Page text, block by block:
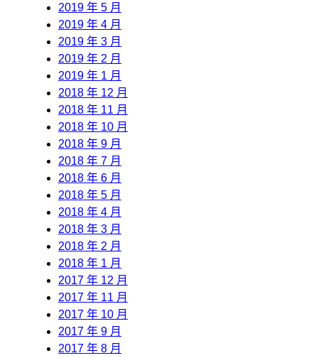
2019 年 5 月
2019 年 4 月
2019 年 3 月
2019 年 2 月
2019 年 1 月
2018 年 12 月
2018 年 11 月
2018 年 10 月
2018 年 9 月
2018 年 7 月
2018 年 6 月
2018 年 5 月
2018 年 4 月
2018 年 3 月
2018 年 2 月
2018 年 1 月
2017 年 12 月
2017 年 11 月
2017 年 10 月
2017 年 9 月
2017 年 8 月